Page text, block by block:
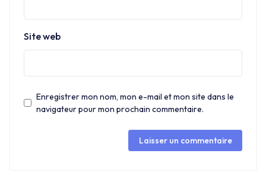
Site web
Enregistrer mon nom, mon e-mail et mon site dans le
navigateur pour mon prochain commentaire.